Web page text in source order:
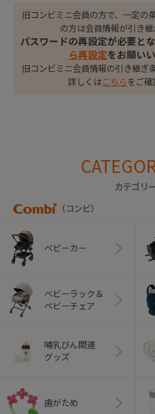
旧コンビミニ会員の方で、一定の
の方は会員情報が引き継
パスワードの再設定が必要とな
ら再設定をお願い
旧コンビミニ会員情報の引き継ぎ
詳しくはこちら をご確
カテゴリ
（コンビ）
ベビーカー
ベビーラック＆
ベビーチェア
哺乳びん関連
グッズ
歯がため